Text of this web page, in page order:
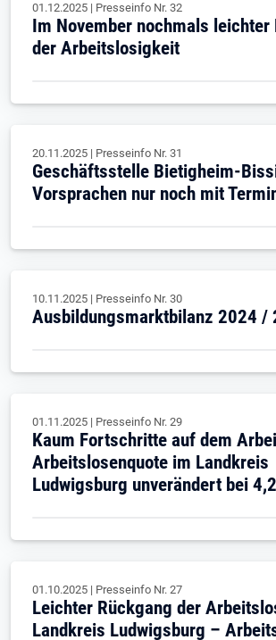
01.12.2025 | Presseinfo Nr. 32
Im November nochmals leichter
der Arbeitslosigkeit
20.11.2025 | Presseinfo Nr. 31
Geschäftsstelle Bietigheim-
Vorsprachen nur noch mit
10.11.2025 | Presseinfo Nr. 30
Ausbildungsmarktbilanz 2024 /
01.11.2025 | Presseinfo Nr. 29
Kaum Fortschritte auf dem
Arbeitslosenquote im Landkreis
Ludwigsburg unverändert bei
01.10.2025 | Presseinfo Nr. 27
Leichter Rückgang der
Landkreis Ludwigsburg –